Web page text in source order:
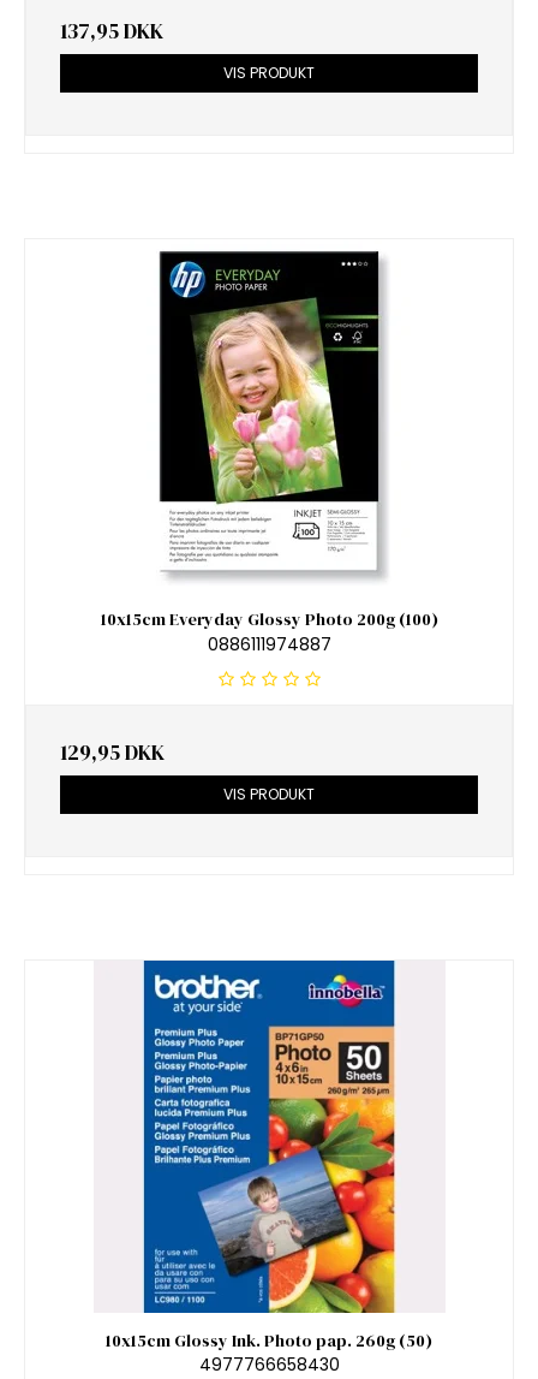
137,95 DKK
VIS PRODUKT
10x15cm Everyday Glossy Photo 200g (100)
0886111974887
129,95 DKK
VIS PRODUKT
10x15cm Glossy Ink. Photo pap. 260g (50)
4977766658430